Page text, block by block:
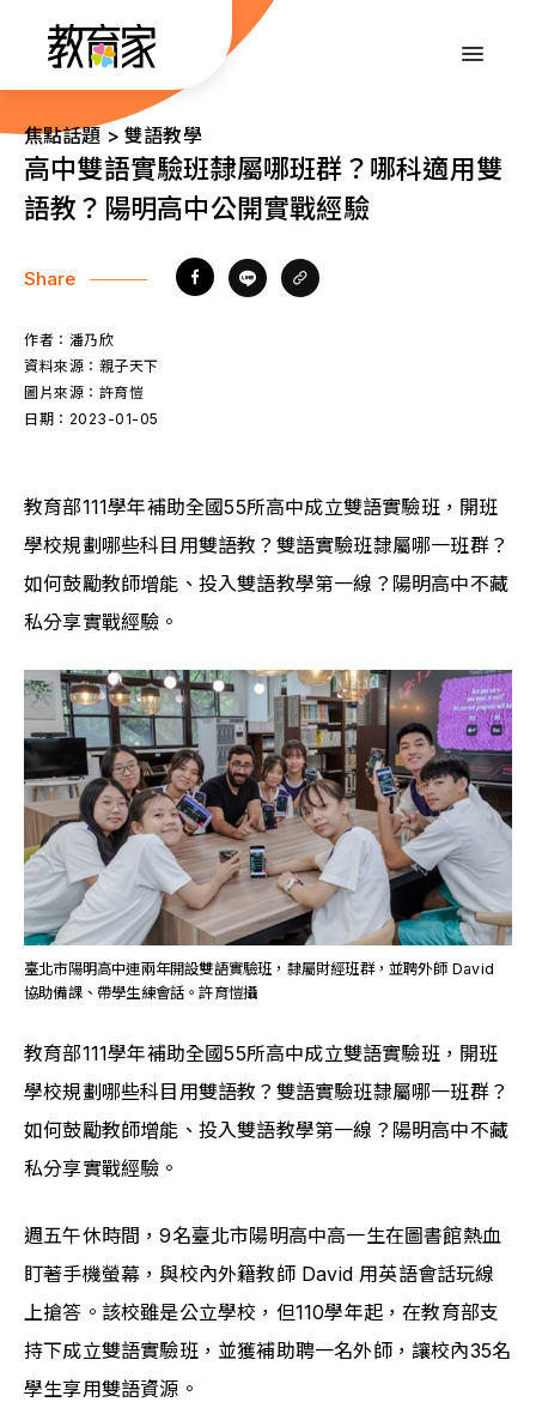
內
::: 焦點話題 > 雙語教學
高中雙語實驗班隸屬哪班群？哪科適用雙
語教？陽明高中公開實戰經驗
Share
作者： 潘乃欣
資料來源： 親子天下
圖片來源： 許育愷
日期： 2023-01-05
教育部111學年補助全國55所高中成立雙語實驗班，開班
學校規劃哪些科目用雙語教？雙語實驗班隸屬哪一班群？
如何鼓勵教師增能、投入雙語教學第一線？陽明高中不藏
私分享實戰經驗。
臺北市陽明高中連兩年開設雙語實驗班，隸屬財經班群，並聘外師 David
協助備課、帶學生練會話。許育愷攝
教育部111學年補助全國55所高中成立雙語實驗班，開班
學校規劃哪些科目用雙語教？雙語實驗班隸屬哪一班群？
如何鼓勵教師增能、投入雙語教學第一線？陽明高中不藏
私分享實戰經驗。
週五午休時間，9名臺北市陽明高中高一生在圖書館熱血
盯著手機螢幕，與校內外籍教師 David 用英語會話玩線
上搶答。該校雖是公立學校，但110學年起，在教育部支
持下成立雙語實驗班，並獲補助聘一名外師，讓校內35名
學生享用雙語資源。